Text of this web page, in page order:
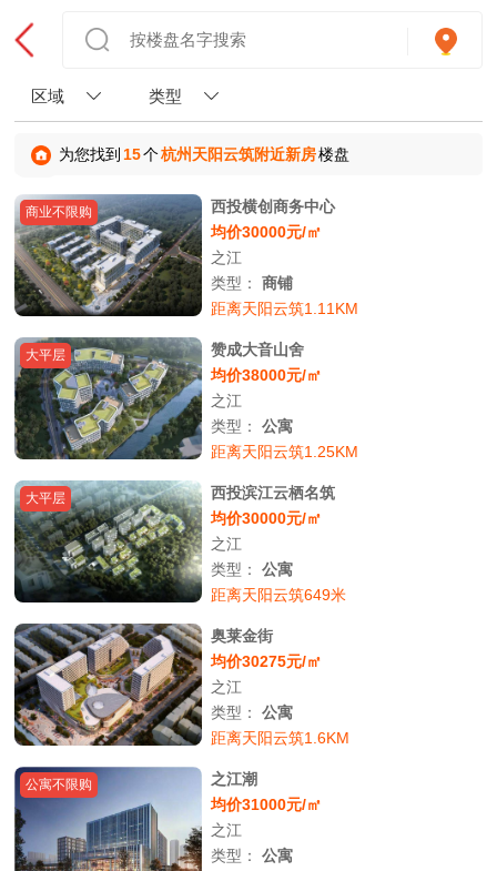
区域 类型
为您找到 15个杭州天阳云筑附近新房楼盘
商业不限购
西投横创商务中心
均价30000元/㎡
之江
类型：商铺
距离天阳云筑1.11KM
大平层
赞成大音山舍
均价38000元/㎡
之江
类型：公寓
距离天阳云筑1.25KM
大平层
西投滨江云栖名筑
均价30000元/㎡
之江
类型：公寓
距离天阳云筑649米
奥莱金街
均价30275元/㎡
之江
类型：公寓
距离天阳云筑1.6KM
公寓不限购
之江潮
均价31000元/㎡
之江
类型：公寓